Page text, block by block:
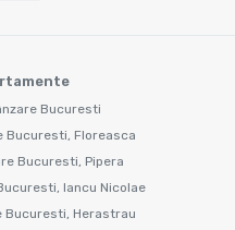
Bucuresti
Bucuresti, Floreasca
Bucuresti, Pipera
Iancu Nicolae
Bucuresti, Herastrau